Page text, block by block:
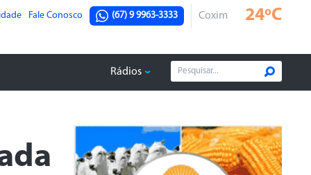
Fale Conosco (67) 9 9963-3333 Coxim 24ºC
Rádios